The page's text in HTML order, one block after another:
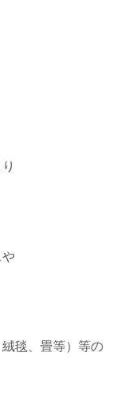
や
毯、畳等）等の